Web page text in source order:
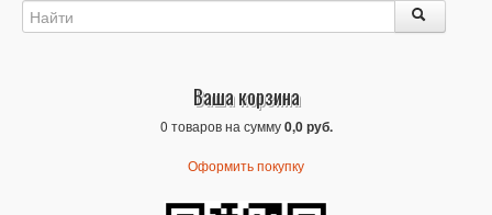
Ваша корзина
0 товаров на сумму0,0 руб.
Оформить покупку